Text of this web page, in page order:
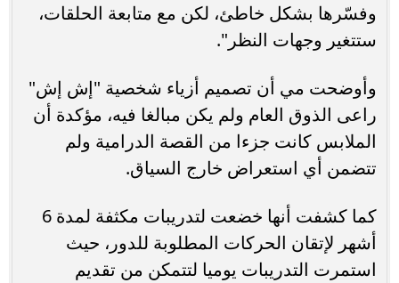
وفسّرها بشكل خاطئ، لكن مع متابعة الحلقات،
ستتغير وجهات النظر".
وأوضحت مي أن تصميم أزياء شخصية "إش إش"
راعى الذوق العام ولم يكن مبالغا فيه، مؤكدة أن
الملابس كانت جزءا من القصة الدرامية ولم
تتضمن أي استعراض خارج السياق.
كما كشفت أنها خضعت لتدريبات مكثفة لمدة 6
أشهر لإتقان الحركات المطلوبة للدور، حيث
استمرت التدريبات يوميا لتتمكن من تقديم